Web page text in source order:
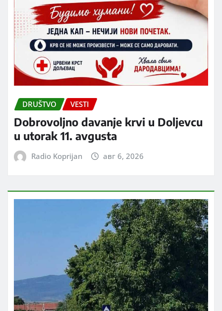
DRUŠTVO VESTI
Dobrovoljno davanje krvi u Doljevcu
u utorak 11. avgusta
Radio Koprijan авг 6, 2026